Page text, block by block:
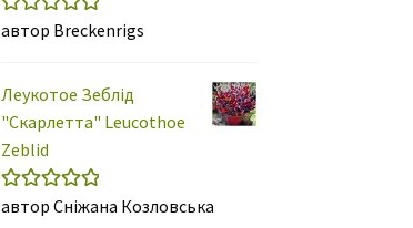
Оцінено в5
автор Breckenrigs
Леукотое Зеблід
"Скарлетта" Leucothoe
Zeblid
Оцінено в5
автор Сніжана Козловська